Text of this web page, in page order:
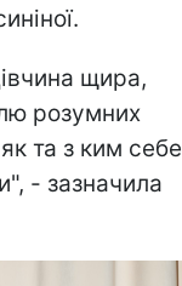
щира,
розумних
та з ким себе
- зазначила